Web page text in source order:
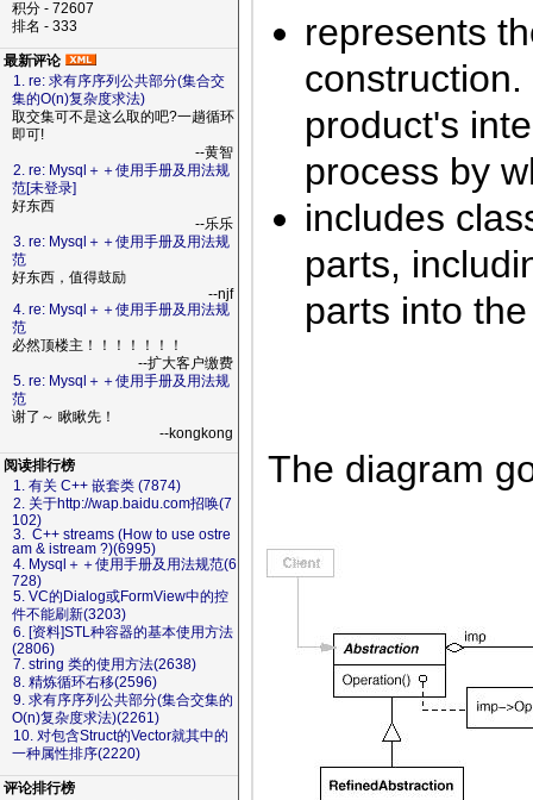
积分 - 72607
排名 - 333
最新评论
1. re: 求有序序列公共部分(集合交
集的O(n)复杂度求法)
取交集可不是这么取的吧?一趟循环
即可!
--黄智
2. re: Mysql＋＋使用手册及用法规
范[未登录]
好东西
--乐乐
3. re: Mysql＋＋使用手册及用法规
范
好东西，值得鼓励
--njf
4. re: Mysql＋＋使用手册及用法规
范
必然顶楼主！！！！！！！
--扩大客户缴费
5. re: Mysql＋＋使用手册及用法规
范
谢了～ 瞅瞅先！
--kongkong
阅读排行榜
1. 有关 C++ 嵌套类 (7874)
2. 关于http://wap.baidu.com招唤(7
102)
3. C++ streams (How to use ostre
am & istream ?)(6995)
4. Mysql＋＋使用手册及用法规范(6
728)
5. VC的Dialog或FormView中的控
件不能刷新(3203)
6. [资料]STL种容器的基本使用方法
(2806)
7. string 类的使用方法(2638)
8. 精炼循环右移(2596)
9. 求有序序列公共部分(集合交集的
O(n)复杂度求法)(2261)
10. 对包含Struct的Vector就其中的
一种属性排序(2220)
评论排行榜
represents
product's
process by
includes
parts,
parts into
The diagram